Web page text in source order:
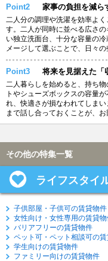
Point2 家事の負担を減ら
二人分の調理や洗濯を効率よ
す。二人が同時に並べる広さ
い独立洗面台、十分な容量の
メージして選ぶことで、日々
Point3 将来を見据えた「
二人暮らしを始めると、持ち
トやシューズボックスの容量
れ、快適さが損なわれてしま
まで話し合っておくことが、
その他の特集一覧
ライフスタイ
子供部屋・子供可の賃貸物件
女性向け・女性専用の賃貸物
バリアフリーの賃貸物件
ペット可・ペット相談可の
学生向けの賃貸物件
ファミリー向けの賃貸物件